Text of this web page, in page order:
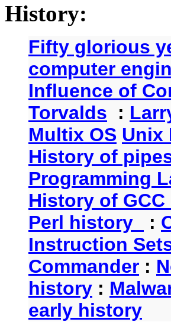
History:
Fifty glorious
computer
Influence of
Torvalds :
Multix OS Unix
History of
Programming
History of
Perl history
:
Instruction
Commander :
history :
early history